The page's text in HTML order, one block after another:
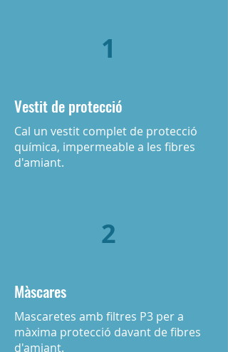
1
Vestit de protecció
Cal un vestit complet de protecció
química, impermeable a les fibres
d'amiant.
2
Màscares
Mascaretes amb filtres P3 per a
màxima protecció davant de fibres
d'amiant.